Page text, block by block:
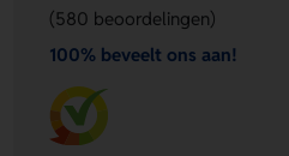
(580 beoordelingen)
100% beveelt ons aan!